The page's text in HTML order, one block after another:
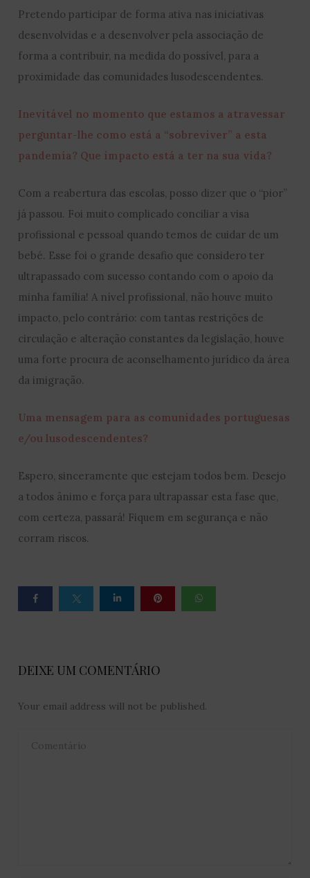
Pretendo participar de forma ativa nas iniciativas
desenvolvidas e a desenvolver pela associação de
forma a contribuir, na medida do possível, para a
proximidade das comunidades lusodescendentes.
Inevitável no momento que estamos a atravessar
perguntar-lhe como está a “sobreviver” a esta
pandemia? Que impacto está a ter na sua vida?
Com a reabertura das escolas, posso dizer que o “pior”
já passou. Foi muito complicado conciliar a visa
profissional e pessoal quando temos de cuidar de um
bebé. Esse foi o grande desafio que considero ter
ultrapassado com sucesso contando com o apoio da
minha família! A nível profissional, não houve muito
impacto, pelo contrário: com tantas restrições de
circulação e alteração constantes da legislação, houve
uma forte procura de aconselhamento jurídico da área
da imigração.
Uma mensagem para as comunidades portuguesas
e/ou lusodescendentes?
Espero, sinceramente que estejam todos bem. Desejo
a todos ânimo e força para ultrapassar esta fase que,
com certeza, passará! Fiquem em segurança e não
corram riscos.
DEIXE UM COMENTÁRIO
Your email address will not be published.